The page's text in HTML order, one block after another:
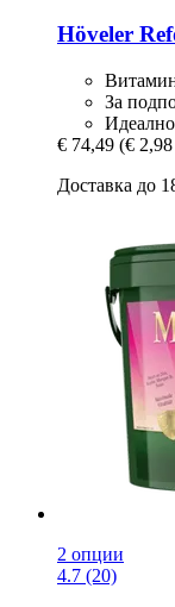
Höveler
За
€ 74,49 (€
Доставка до
2 опции
4.7 (20)